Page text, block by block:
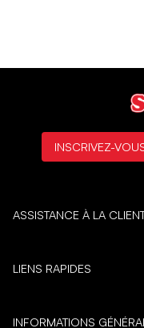
ASSISTANCE À LA
LIENS RAPIDES
INFORMATIONS
INSCRIVEZ-